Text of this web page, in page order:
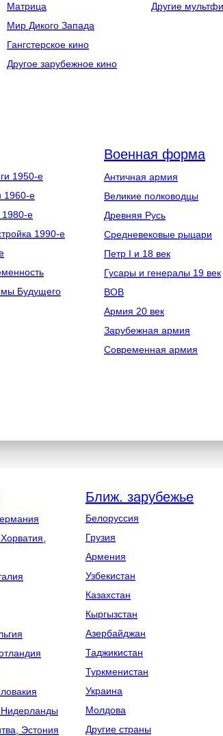
Матрица
Мир Дикого Запада
Гангстерское кино
Другое зарубежное кино
Другие
1950-е
1960-е
1980-е
1990-е
Будущего
Античная армия
Великие полководцы
Древняя Русь
Средневековые рыцари
Петр I и 18 век
Гусары и генералы 19 век
ВОВ
Армия 20 век
Зарубежная армия
Современная армия
Военная форма
Белоруссия
Грузия
Армения
Узбекистан
Казахстан
Кыргызстан
Азербайджан
Таджикистан
Туркменистан
Украина
Молдова
Другие страны
Ближ. зарубежье
Нидерланды
Эстония